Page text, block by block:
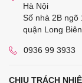
Hà Nội
Số nhà 2B ngõ
quận Long
0936 99 3933
CHỊU TRÁCH